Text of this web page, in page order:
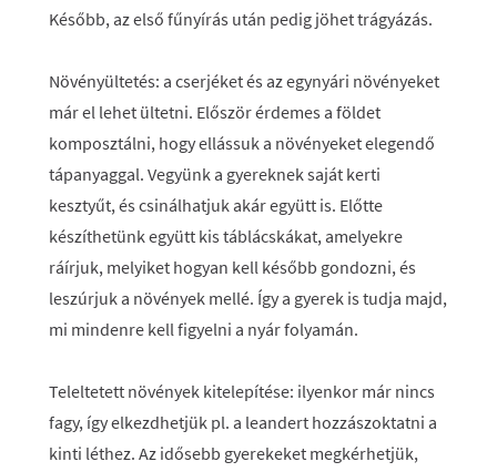
Később, az első fűnyírás után pedig jöhet trágyázás.
Növényültetés: a cserjéket és az egynyári növényeket
már el lehet ültetni. Először érdemes a földet
komposztálni, hogy ellássuk a növényeket elegendő
tápanyaggal. Vegyünk a gyereknek saját kerti
kesztyűt, és csinálhatjuk akár együtt is. Előtte
készíthetünk együtt kis táblácskákat, amelyekre
ráírjuk, melyiket hogyan kell később gondozni, és
leszúrjuk a növények mellé. Így a gyerek is tudja majd,
mi mindenre kell figyelni a nyár folyamán.
Teleltetett növények kitelepítése: ilyenkor már nincs
fagy, így elkezdhetjük pl. a leandert hozzászoktatni a
kinti léthez. Az idősebb gyerekeket megkérhetjük,